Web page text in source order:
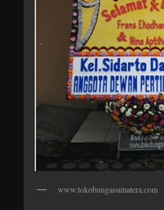
www.tokobungasumatera.com